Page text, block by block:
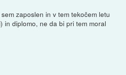
zaposlen in v tem tekočem letu
in diplomo, ne da bi pri tem moral